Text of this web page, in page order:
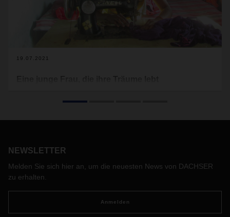
19.07.2021
indischen Bundesstaat Uttar Pradesh hat durch das
bekommen.
NEWSLETTER
Melden Sie sich hier an, um die neuesten News von DACHSER
zu erhalten.
Anmelden